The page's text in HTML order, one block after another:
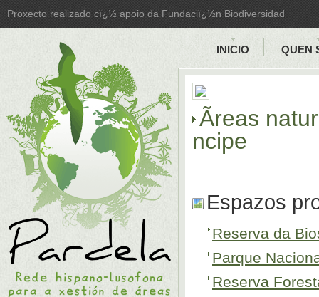
Proxecto realizado cï¿½ apoio da Fundaciï¿½n Biodiversidad
INICIO QUEN
Ãreas
ncipe
Espazos
Reserva da
Parque
Reserva